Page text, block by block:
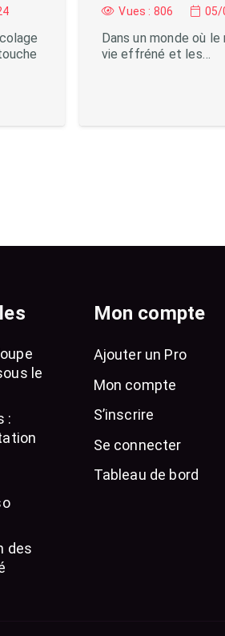
Vues : 806 05/
Dans un monde où
vie effréné et les…
le
:
des
Mon compte
Ajouter un Pro
Mon compte
S’inscrire
Se connecter
Tableau de bord